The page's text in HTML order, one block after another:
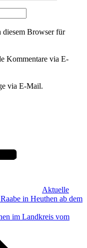
diesem Browser für
Kommentare via E-
via E-Mail.
Aktuelle
in Heuthen ab dem
im Landkreis vom